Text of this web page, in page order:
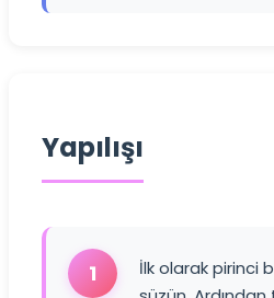
Yapılışı
1
İlk olarak pirinci